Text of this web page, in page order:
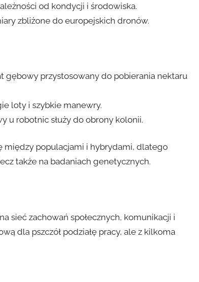
od kondycji i środowiska.
zbliżone do europejskich dronów.
gębowy przystosowany do pobierania nektaru
loty i szybkie manewry.
u robotnic służy do obrony kolonii.
między populacjami i hybrydami, dlatego
także na badaniach genetycznych.
sieć zachowań społecznych, komunikacji i
dla pszczół podziałę pracy, ale z kilkoma